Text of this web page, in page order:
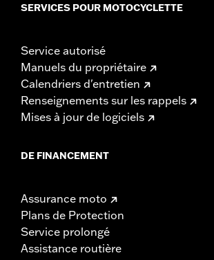
SERVICES POUR MOTOCYCLETTE
Service autorisé
Manuels du propriétaire
Calendriers d'entretien
Renseignements sur les rappels
Mises à jour de logiciels
DE FINANCEMENT
Assurance moto
Plans de Protection
Service prolongé
Assistance routière